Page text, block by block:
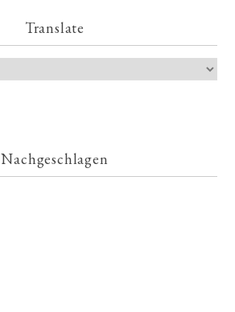
Translate
Nachgeschlagen